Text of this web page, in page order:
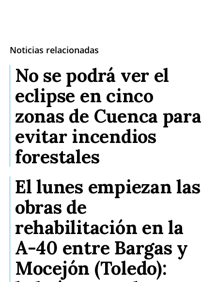
Noticias relacionadas
No se podrá ver el
eclipse en cinco
zonas de Cuenca para
evitar incendios
forestales
El lunes empiezan las
obras de
rehabilitación en la
A-40 entre Bargas y
Mocejón (Toledo):